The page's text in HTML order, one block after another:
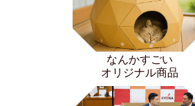
なんかすごい
オリジナル商品